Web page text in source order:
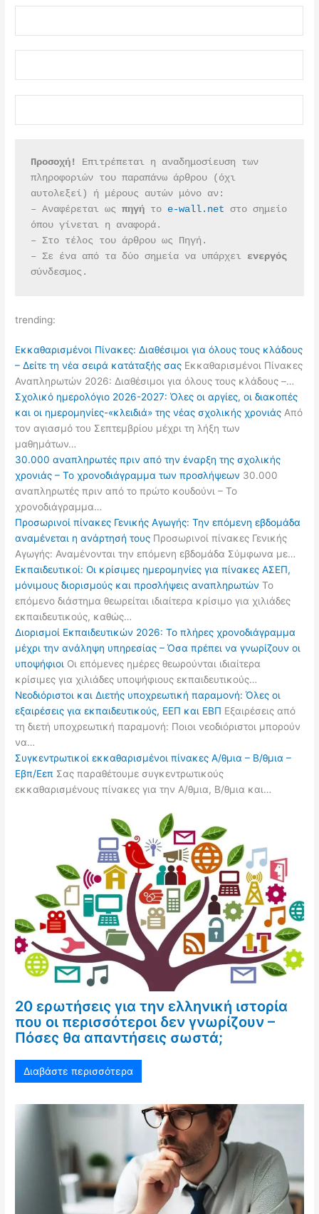
Προσοχή!
Επιτρέπεται η αναδημοσίευση των
πληροφοριών του παραπάνω άρθρου (όχι
αυτολεξεί) ή μέρους αυτών μόνο αν:
– Αναφέρεται ως πηγή το e-wall.net στο σημείο
όπου γίνεται η αναφορά.
– Στο τέλος του άρθρου ως Πηγή.
– Σε ένα από τα δύο σημεία να υπάρχει
ενεργός
σύνδεσμος.
trending:
Εκκαθαρισμένοι Πίνακες: Διαθέσιμοι για όλους τους κλάδους
– Δείτε τη νέα σειρά κατάταξής σας Εκκαθαρισμένοι Πίνακες
Αναπληρωτών 2026: Διαθέσιμοι για όλους τους κλάδους –…
Σχολικό ημερολόγιο 2026-2027: Όλες οι αργίες, οι διακοπές
και οι ημερομηνίες-«κλειδιά» της νέας σχολικής χρονιάς Από
τον αγιασμό του Σεπτεμβρίου μέχρι τη λήξη των
μαθημάτων…
30.000 αναπληρωτές πριν από την έναρξη της σχολικής
χρονιάς – Το χρονοδιάγραμμα των προσλήψεων 30.000
αναπληρωτές πριν από το πρώτο κουδούνι – Το
χρονοδιάγραμμα…
Προσωρινοί πίνακες Γενικής Αγωγής: Την επόμενη εβδομάδα
αναμένεται η ανάρτησή τους Προσωρινοί πίνακες Γενικής
Αγωγής: Αναμένονται την επόμενη εβδομάδα Σύμφωνα με…
Εκπαιδευτικοί: Οι κρίσιμες ημερομηνίες για πίνακες ΑΣΕΠ,
μόνιμους διορισμούς και προσλήψεις αναπληρωτών Το
επόμενο διάστημα θεωρείται ιδιαίτερα κρίσιμο για χιλιάδες
εκπαιδευτικούς, καθώς…
Διορισμοί Εκπαιδευτικών 2026: Το πλήρες χρονοδιάγραμμα
μέχρι την ανάληψη υπηρεσίας – Όσα πρέπει να γνωρίζουν οι
υποψήφιοι Οι επόμενες ημέρες θεωρούνται ιδιαίτερα
κρίσιμες για χιλιάδες υποψήφιους εκπαιδευτικούς…
Νεοδιόριστοι και Διετής υποχρεωτική παραμονή: Όλες οι
εξαιρέσεις για εκπαιδευτικούς, ΕΕΠ και ΕΒΠ Εξαιρέσεις από
τη διετή υποχρεωτική παραμονή: Ποιοι νεοδιόριστοι μπορούν
να…
Συγκεντρωτικοί εκκαθαρισμένοι πίνακες Α/θμια – Β/θμια –
Εβπ/Εεπ Σας παραθέτουμε συγκεντρωτικούς
εκκαθαρισμένους πίνακες για την Α/θμια, Β/θμια και…
20 ερωτήσεις για την ελληνική ιστορία
που οι περισσότεροι δεν γνωρίζουν –
Πόσες θα απαντήσεις σωστά;
Διαβάστε περισσότερα